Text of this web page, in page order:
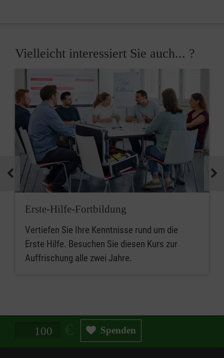
Vielleicht interessiert Sie auch... ?
Erste-Hilfe-Fortbildung
Vertiefen Sie Ihre Kenntnisse rund um die
Erste Hilfe. Besuchen Sie diesen Kurs zur
Auffrischung alle zwei Jahre.
Spendenbetrag in Euro Spenden